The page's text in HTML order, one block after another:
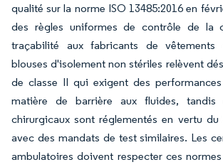
qualité sur la norme ISO 13485:2016 en
des règles uniformes de contrôle de la
traçabilité aux fabricants de vêtements
blouses d'isolement non stériles relèvent
de classe II qui exigent des
matière de barrière aux fluides, tandis
chirurgicaux sont réglementés en vertu du
avec des mandats de test similaires. Les
ambulatoires doivent respecter ces